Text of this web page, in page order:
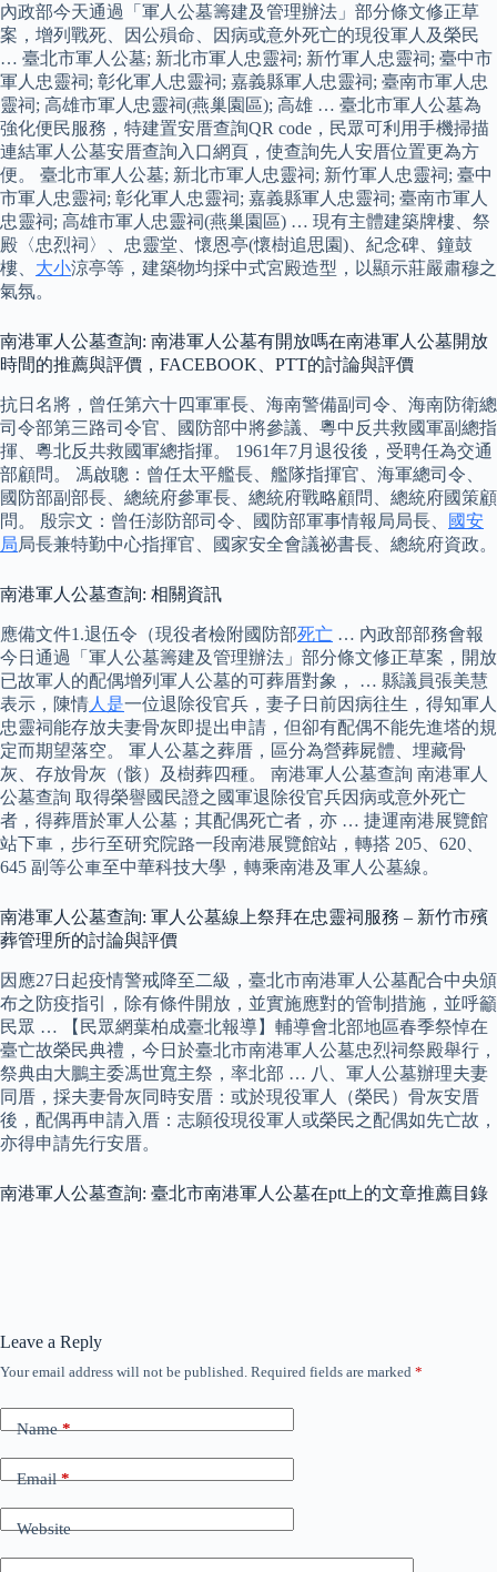
內政部今天通過「軍人公墓籌建及管理辦法」部分條文修正草
案，增列戰死、因公殞命、因病或意外死亡的現役軍人及榮民
… 臺北市軍人公墓; 新北市軍人忠靈祠; 新竹軍人忠靈祠; 臺中市
軍人忠靈祠; 彰化軍人忠靈祠; 嘉義縣軍人忠靈祠; 臺南市軍人忠
靈祠; 高雄市軍人忠靈祠(燕巢園區); 高雄 … 臺北市軍人公墓為
強化便民服務，特建置安厝查詢QR code，民眾可利用手機掃描
連結軍人公墓安厝查詢入口網頁，使查詢先人安厝位置更為方
便。 臺北市軍人公墓; 新北市軍人忠靈祠; 新竹軍人忠靈祠; 臺中
市軍人忠靈祠; 彰化軍人忠靈祠; 嘉義縣軍人忠靈祠; 臺南市軍人
忠靈祠; 高雄市軍人忠靈祠(燕巢園區) … 現有主體建築牌樓、祭
殿〈忠烈祠〉、忠靈堂、懷恩亭(懷樹追思園)、紀念碑、鐘鼓
樓、 大小涼亭等，建築物均採中式宮殿造型，以顯示莊嚴肅穆之
氣氛。
南港軍人公墓查詢: 南港軍人公墓有開放嗎在南港軍人公墓開放
時間的推薦與評價，FACEBOOK、PTT的討論與評價
抗日名將，曾任第六十四軍軍長、海南警備副司令、海南防衛總
司令部第三路司令官、國防部中將參議、粵中反共救國軍副總指
揮、粵北反共救國軍總指揮。 1961年7月退役後，受聘任為交通
部顧問。 馮啟聰：曾任太平艦長、艦隊指揮官、海軍總司令、
國防部副部長、總統府參軍長、總統府戰略顧問、總統府國策顧
問。 殷宗文：曾任澎防部司令、國防部軍事情報局局長、
國安
局局長兼特勤中心指揮官、國家安全會議祕書長、總統府資政。
南港軍人公墓查詢: 相關資訊
應備文件1.退伍令（現役者檢附國防部死亡 … 內政部部務會報
今日通過「軍人公墓籌建及管理辦法」部分條文修正草案，開放
已故軍人的配偶增列軍人公墓的可葬厝對象， … 縣議員張美慧
表示，陳情人是一位退除役官兵，妻子日前因病往生，得知軍人
忠靈祠能存放夫妻骨灰即提出申請，但卻有配偶不能先進塔的規
定而期望落空。 軍人公墓之葬厝，區分為營葬屍體、埋藏骨
灰、存放骨灰（骸）及樹葬四種。 南港軍人公墓查詢 南港軍人
公墓查詢 取得榮譽國民證之國軍退除役官兵因病或意外死亡
者，得葬厝於軍人公墓；其配偶死亡者，亦 … 捷運南港展覽館
站下車，步行至研究院路一段南港展覽館站，轉搭 205、620、
645 副等公車至中華科技大學，轉乘南港及軍人公墓線。
南港軍人公墓查詢: 軍人公墓線上祭拜在忠靈祠服務 – 新竹市殯
葬管理所的討論與評價
因應27日起疫情警戒降至二級，臺北市南港軍人公墓配合中央頒
布之防疫指引，除有條件開放，並實施應對的管制措施，並呼籲
民眾 … 【民眾網葉柏成臺北報導】輔導會北部地區春季祭悼在
臺亡故榮民典禮，今日於臺北市南港軍人公墓忠烈祠祭殿舉行，
祭典由大鵬主委馮世寬主祭，率北部 … 八、軍人公墓辦理夫妻
同厝，採夫妻骨灰同時安厝：或於現役軍人（榮民）骨灰安厝
後，配偶再申請入厝：志願役現役軍人或榮民之配偶如先亡故，
亦得申請先行安厝。
南港軍人公墓查詢: 臺北市南港軍人公墓在ptt上的文章推薦目錄
Leave a Reply
Your email address will not be published. Required fields are marked *
Name*
Email*
Website